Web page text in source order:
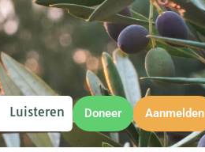
Luisteren Doneer Aanmelden